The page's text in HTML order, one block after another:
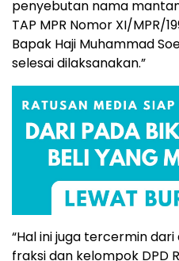
penyebutan nama
TAP MPR Nomor XI/MPR/
Bapak Haji Muhammad
selesai dilaksanakan.”
“Hal ini juga tercermin
fraksi dan kelompok DPD